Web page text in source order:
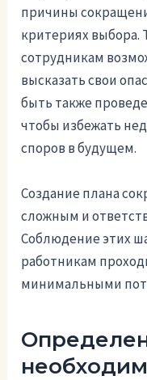
причины
критериях выбора.
сотрудникам
высказать свои
быть также
чтобы избежать
споров в будущем.
Создание плана
сложным и
Соблюдение этих
работникам
минимальными